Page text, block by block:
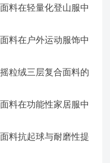
料在轻量化登山服中
料在户外运动服饰中
粒绒三层复合面料的
料在功能性家居服中
料抗起球与耐磨性提